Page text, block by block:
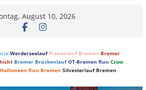
August 10, 2026
Werderseelauf Frauenlauf Bremen Bremer
Bremer Brückenlauf OT-Bremen Run Crow
Halloween Run Bremen Silvesterlauf Bremen